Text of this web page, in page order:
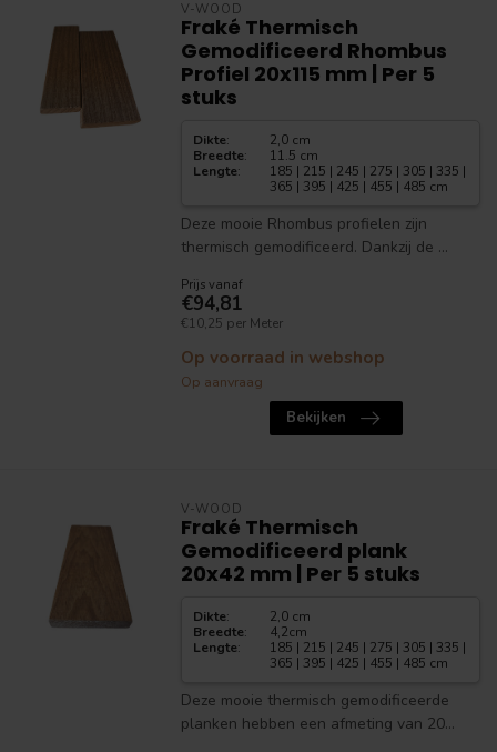
V-WOOD
Fraké Thermisch
Gemodificeerd Rhombus
Profiel 20x115 mm | Per 5
stuks
Dikte:
2,0 cm
Breedte:
11.5 cm
Lengte:
185 | 215 | 245 | 275 | 305 | 335 |
365 | 395 | 425 | 455 | 485 cm
Deze mooie Rhombus profielen zijn
thermisch gemodificeerd. Dankzij de ...
Prijs vanaf
€94,81
€10,25 per Meter
Op voorraad in webshop
Op aanvraag
Bekijken
V-WOOD
Fraké Thermisch
Gemodificeerd plank
20x42 mm | Per 5 stuks
Dikte:
2,0 cm
Breedte:
4,2cm
Lengte:
185 | 215 | 245 | 275 | 305 | 335 |
365 | 395 | 425 | 455 | 485 cm
Deze mooie thermisch gemodificeerde
planken hebben een afmeting van 20...